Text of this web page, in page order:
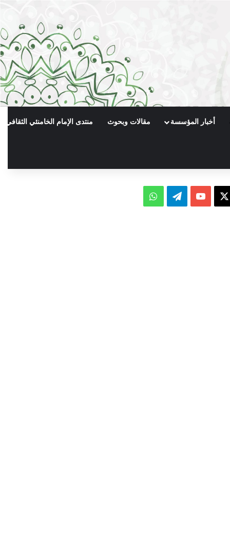
أخبار المؤسسة مقالات وبحوث منتدى الإمام الخامنئي الثقافي
يوتيوبتيلقرامواتساب